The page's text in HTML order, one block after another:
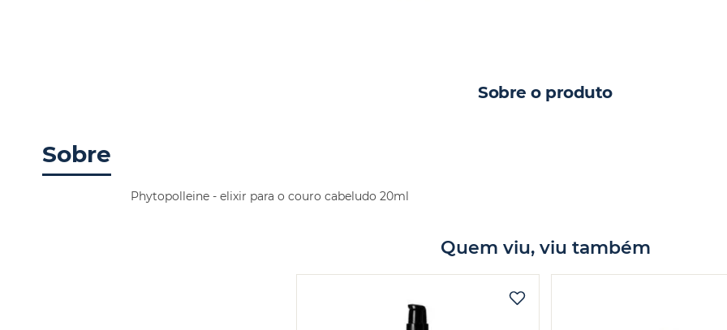
Sobre o produto
Sobre
Phytopolleine - elixir para o couro cabeludo 20ml
Quem viu, viu também